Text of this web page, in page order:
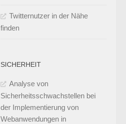
Twitternutzer in der Nähe
finden
SICHERHEIT
Analyse von
Sicherheitsschwachstellen bei
der Implementierung von
Webanwendungen in